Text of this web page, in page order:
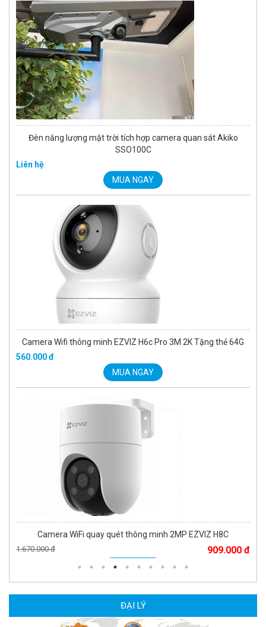
Đèn năng lượng mặt trời tích hợp camera quan sát Akiko
SSO100C
Liên hệ
MUA NGAY
Camera Wifi thông minh EZVIZ H6c Pro 3M 2K Tặng thẻ 64G
560.000 đ
MUA NGAY
Camera WiFi quay quét thông minh 2MP EZVIZ H8C
1.670.000 đ 909.000 đ
MUA NGAY
ĐẠI LÝ